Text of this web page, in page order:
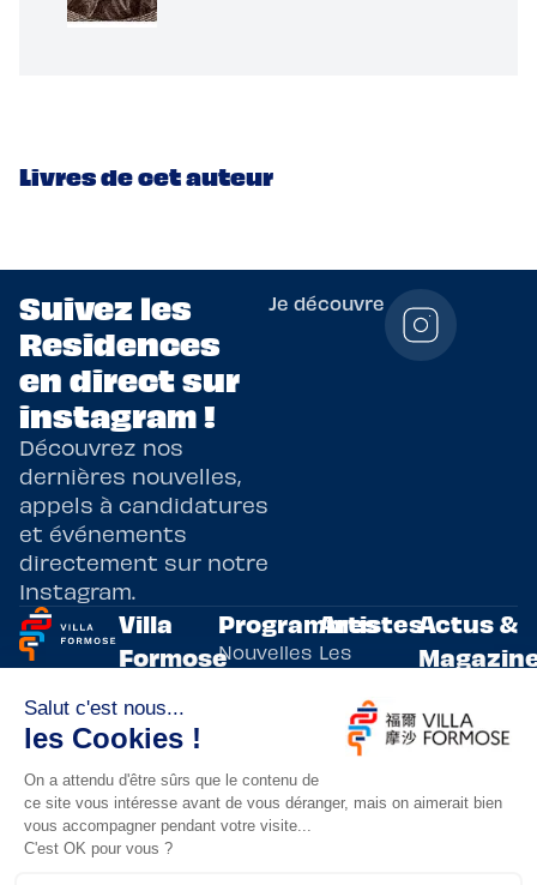
Livres de cet auteur
Suivez les
Residences
en direct sur
instagram !
Découvrez nos
dernières nouvelles,
appels à candidatures
et événements
directement sur notre
Instagram.
Je découvre
Programmes
de
résidences
artistiques
bilatérales,
entre la
France et
Taïwan.
Villa
Formose
Adoptez
un artiste
Lieux de
résidence
Programmes
Nouvelles
écritures
Arts
vivants
innovants
Artistes
Les
artistes
résidents
Evènements
Actus &
actualités